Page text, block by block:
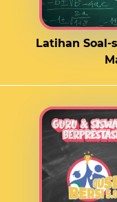
Latihan Soal-